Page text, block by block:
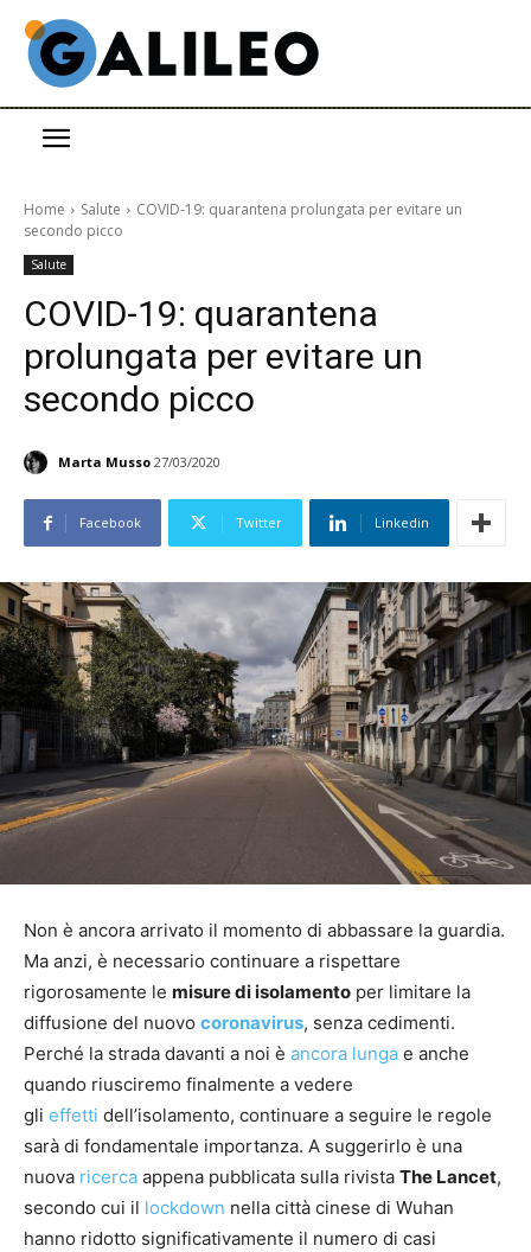
Home Salute
COVID-19: quarantena prolungata per evitare un
secondo picco
Salute
COVID-19: quarantena
prolungata per evitare un
secondo picco
Marta Musso 27/03/2020
Facebook Twitter Linkedin
Non è ancora arrivato il momento di abbassare la guardia.
Ma anzi, è necessario continuare a rispettare
rigorosamente le misure di isolamento per limitare la
diffusione del nuovo coronavirus, senza cedimenti.
Perché la strada davanti a noi è ancora lunga e anche
quando riusciremo finalmente a vedere
gli effetti dell’isolamento, continuare a seguire le regole
sarà di fondamentale importanza. A suggerirlo è una
nuova ricerca appena pubblicata sulla rivista The Lancet,
secondo cui il lockdown nella città cinese di Wuhan
hanno ridotto significativamente il numero di casi